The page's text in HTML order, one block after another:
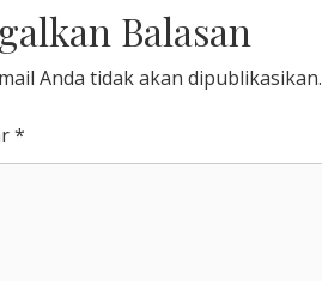
Balasan
Anda tidak akan dipublikasikan.
*